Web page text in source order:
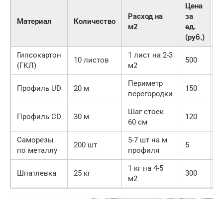
Материал Количество
Расход на
м2
Цена
за
ед.
(руб.)
Гипсокартон
(ГКЛ)
10 листов
1 лист на 2-3
м2
500
Профиль UD 20 м
Периметр
перегородки
150
Профиль CD 30 м
Шаг стоек
60 см
120
Саморезы
по металлу
200 шт
5-7 шт на м
профиля
5
Шпатлевка 25 кг
1 кг на 4-5
м2
300